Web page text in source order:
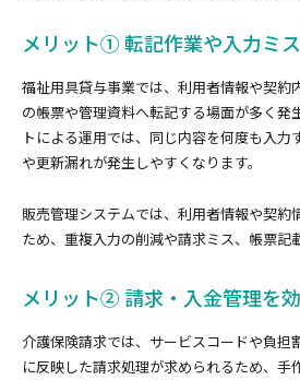
メリット① 転記作業や入力ミ
福祉用具貸与事業では、利用者情報や契約
の帳票や管理資料へ転記する場面が多く発
トによる運用では、同じ内容を何度も入力
や更新漏れが発生しやすくなります。
販売管理システムでは、利用者情報や契約
ため、重複入力の削減や請求ミス、帳票記
メリット② 請求・入金管理を
介護保険請求では、サービスコードや負担
に反映した請求処理が求められるため、手